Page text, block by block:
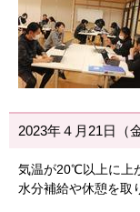
2023年４月21日（金
気温が20℃以上に上
水分補給や休憩を取